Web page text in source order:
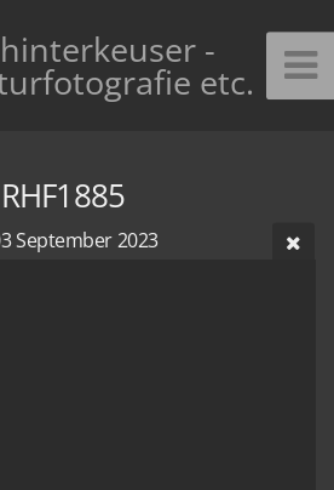
-
etc.
RHF1885
September 2023